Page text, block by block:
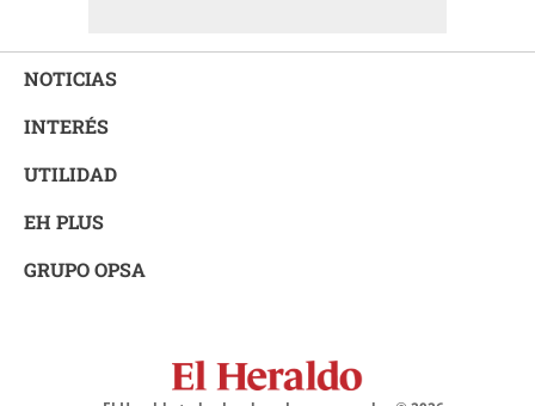
NOTICIAS
INTERÉS
UTILIDAD
EH PLUS
GRUPO OPSA